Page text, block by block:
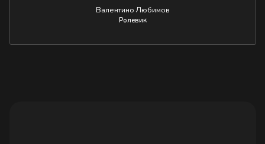
Валентино Любимов
Ролевик